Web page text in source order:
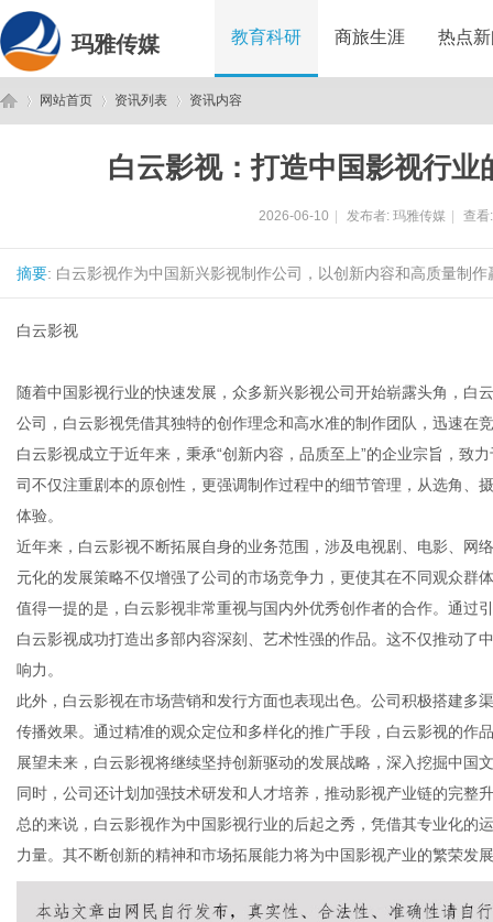
玛雅传媒 教育科研 商旅生涯 热点
网站首页 资讯列表 资讯内容
白云影视：打造中国影视行
2026-06-10 发布者: 玛雅传媒 查
摘要: 白云影视作为中国新兴影视制作公司，以创新内容和高质量制
白云影视
随着中国影视行业的快速发展，众多新兴影视公司开始崭露头角，白
公司，白云影视凭借其独特的创作理念和高水准的制作团队，迅速在
白云影视成立于近年来，秉承“创新内容，品质至上”的企业宗旨，致
司不仅注重剧本的原创性，更强调制作过程中的细节管理，从选角、
体验。
近年来，白云影视不断拓展自身的业务范围，涉及电视剧、电影、网
元化的发展策略不仅增强了公司的市场竞争力，更使其在不同观众群
值得一提的是，白云影视非常重视与国内外优秀创作者的合作。通过
白云影视成功打造出多部内容深刻、艺术性强的作品。这不仅推动了
响力。
此外，白云影视在市场营销和发行方面也表现出色。公司积极搭建多
传播效果。通过精准的观众定位和多样化的推广手段，白云影视的作
展望未来，白云影视将继续坚持创新驱动的发展战略，深入挖掘中国
同时，公司还计划加强技术研发和人才培养，推动影视产业链的完整
总的来说，白云影视作为中国影视行业的后起之秀，凭借其专业化的
力量。其不断创新的精神和市场拓展能力将为中国影视产业的繁荣发